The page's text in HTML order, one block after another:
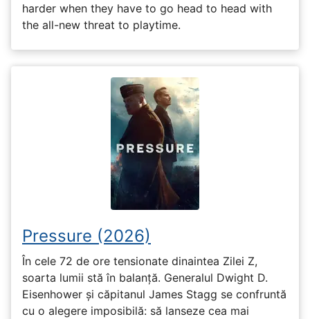
harder when they have to go head to head with
the all-new threat to playtime.
Pressure (2026)
În cele 72 de ore tensionate dinaintea Zilei Z,
soarta lumii stă în balanță. Generalul Dwight D.
Eisenhower și căpitanul James Stagg se confruntă
cu o alegere imposibilă: să lanseze cea mai